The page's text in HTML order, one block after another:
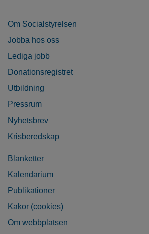
Om Socialstyrelsen
Jobba hos oss
Lediga jobb
Donationsregistret
Utbildning
Pressrum
Nyhetsbrev
Krisberedskap
Blanketter
Kalendarium
Publikationer
Kakor (cookies)
Om webbplatsen